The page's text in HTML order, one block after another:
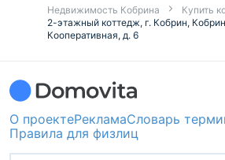
Недвижимость Кобрина
Купить
2-этажный коттедж, г. Кобрин,
Кооперативная, д. 6
О проектеРекламаСловарь
Правила для физлиц